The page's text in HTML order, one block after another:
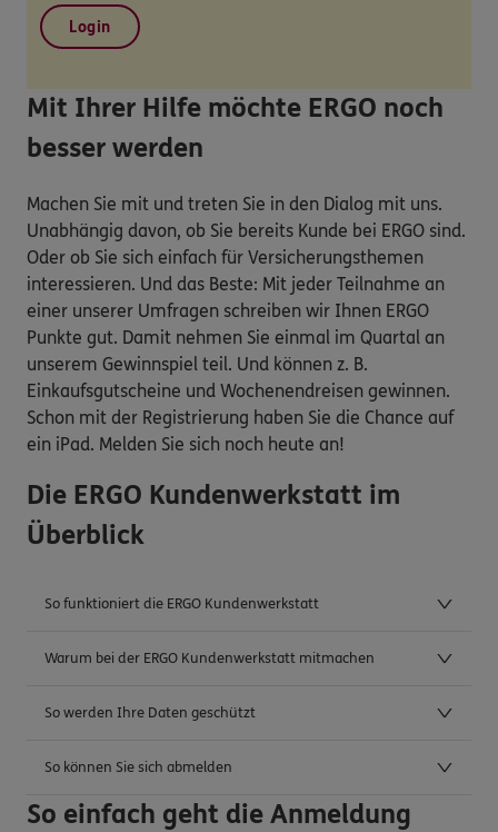
Login
Mit Ihrer Hilfe möchte ERGO noch
besser werden
Machen Sie mit und treten Sie in den Dialog mit uns.
Unabhängig davon, ob Sie bereits Kunde bei ERGO sind.
Oder ob Sie sich einfach für Versicherungsthemen
interessieren. Und das Beste: Mit jeder Teilnahme an
einer unserer Umfragen schreiben wir Ihnen ERGO
Punkte gut. Damit nehmen Sie einmal im Quartal an
unserem Gewinnspiel teil. Und können z. B.
Einkaufsgutscheine und Wochenendreisen gewinnen.
Schon mit der Registrierung haben Sie die Chance auf
ein iPad. Melden Sie sich noch heute an!
Die ERGO Kundenwerkstatt im
Überblick
So funktioniert die ERGO Kundenwerkstatt
Warum bei der ERGO Kundenwerkstatt mitmachen
So werden Ihre Daten geschützt
So können Sie sich abmelden
So einfach geht die Anmeldung